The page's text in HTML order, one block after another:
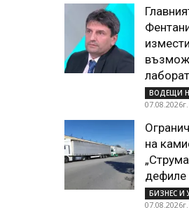
ВОДЕЩИ
на
дефиле
БИЗНЕС И